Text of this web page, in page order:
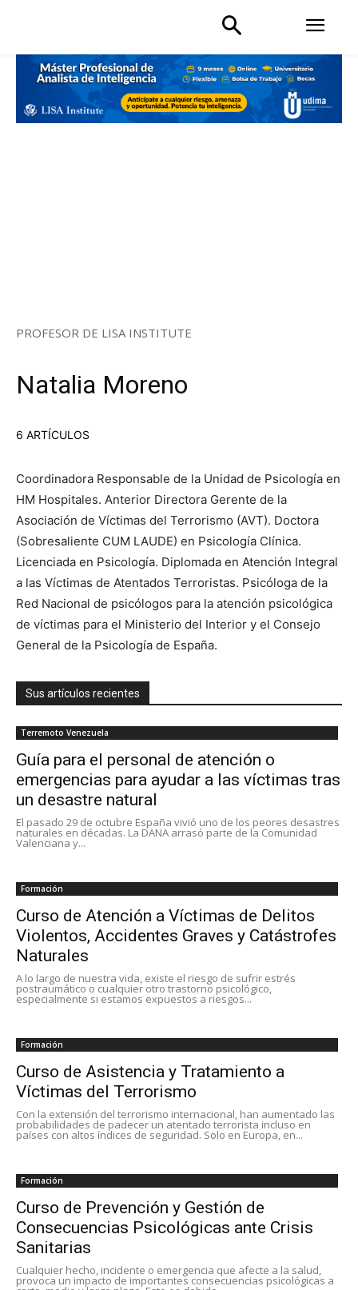
PROFESOR DE LISA INSTITUTE
Natalia Moreno
6 ARTÍCULOS
Coordinadora Responsable de la Unidad de Psicología en
HM Hospitales. Anterior Directora Gerente de la
Asociación de Víctimas del Terrorismo (AVT). Doctora
(Sobresaliente CUM LAUDE) en Psicología Clínica.
Licenciada en Psicología. Diplomada en Atención Integral
a las Víctimas de Atentados Terroristas. Psicóloga de la
Red Nacional de psicólogos para la atención psicológica
de víctimas para el Ministerio del Interior y el Consejo
General de la Psicología de España.
Sus artículos recientes
Terremoto Venezuela
Guía para el personal de atención o
emergencias para ayudar a las víctimas tras
un desastre natural
El pasado 29 de octubre España vivió uno de los peores desastres
naturales en décadas. La DANA arrasó parte de la Comunidad
Valenciana y...
Formación
Curso de Atención a Víctimas de Delitos
Violentos, Accidentes Graves y Catástrofes
Naturales
A lo largo de nuestra vida, existe el riesgo de sufrir estrés
postraumático o cualquier otro trastorno psicológico,
especialmente si estamos expuestos a riesgos...
Formación
Curso de Asistencia y Tratamiento a
Víctimas del Terrorismo
Con la extensión del terrorismo internacional, han aumentado las
probabilidades de padecer un atentado terrorista incluso en
países con altos índices de seguridad. Solo en Europa, en...
Formación
Curso de Prevención y Gestión de
Consecuencias Psicológicas ante Crisis
Sanitarias
Cualquier hecho, incidente o emergencia que afecte a la salud,
provoca un impacto de importantes consecuencias psicológicas a